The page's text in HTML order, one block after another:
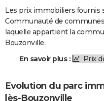
Les prix immobiliers fournis
Communauté de
laquelle appartient la
Bouzonville.
En savoir plus :
Prix
Evolution du parc
lès-Bouzonville